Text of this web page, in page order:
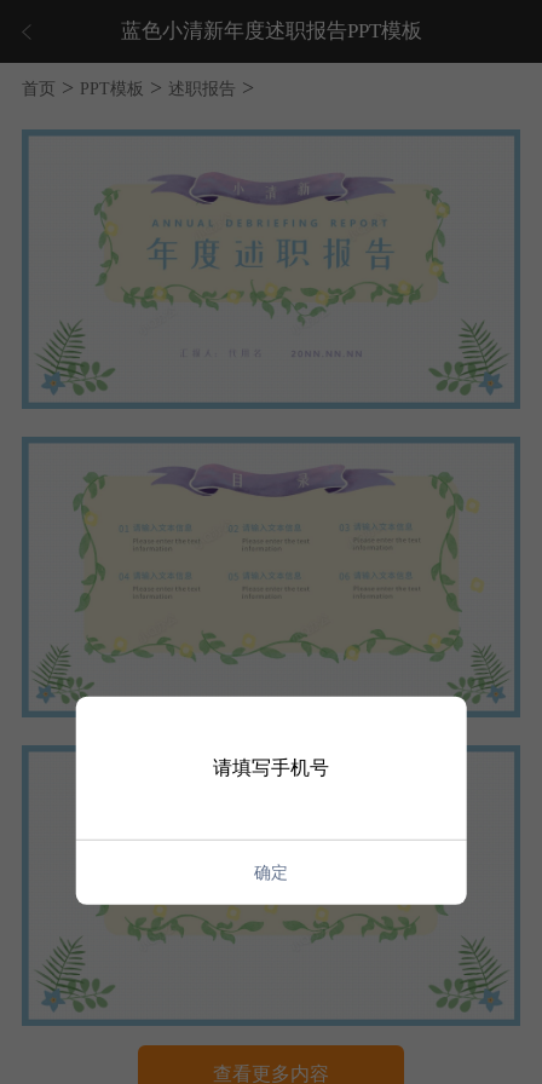
蓝色小清新年度述职报告PPT模板
首页 > PPT模板 > 述职报告 >
查看更多内容
请填写手机号
确定